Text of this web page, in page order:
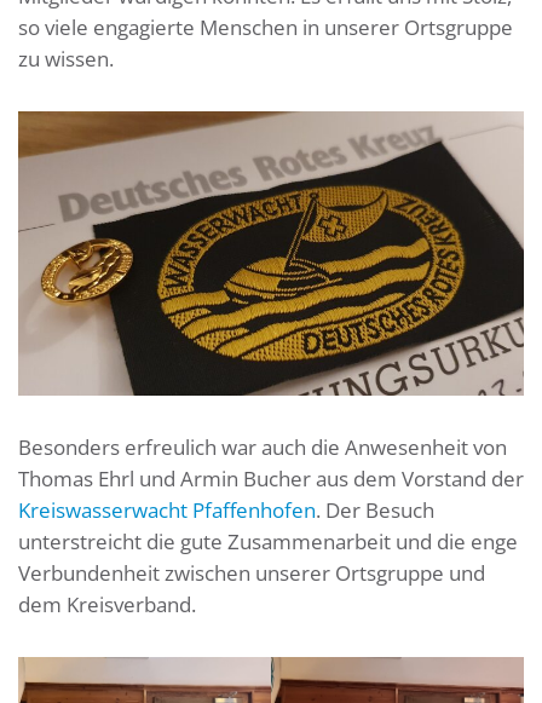
so viele engagierte Menschen in unserer Ortsgruppe
zu wissen.
Besonders erfreulich war auch die Anwesenheit von
Thomas Ehrl und Armin Bucher aus dem Vorstand der
Kreiswasserwacht Pfaffenhofen. Der Besuch
unterstreicht die gute Zusammenarbeit und die enge
Verbundenheit zwischen unserer Ortsgruppe und
dem Kreisverband.